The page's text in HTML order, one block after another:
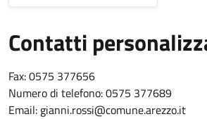
Contatti
Contatti personalizzati
Fax: 0575 377656
Numero di telefono: 0575 377689
Email: gianni.rossi@comune.arezzo.it